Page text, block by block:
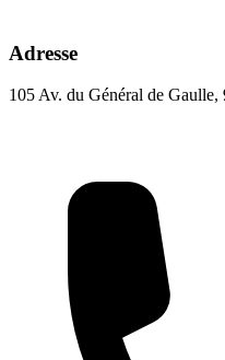
Adresse
105 Av. du Général de